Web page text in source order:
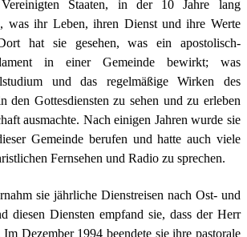
Staaten, in der 10 Jahre lang
was ihr Leben, ihren Dienst und ihre Werte
hat sie gesehen, was ein apostolisch-
in einer Gemeinde bewirkt; was
und das regelmäßige Wirken des
den Gottesdiensten zu sehen und zu erleben
ausmachte. Nach einigen Jahren wurde sie
Gemeinde berufen und hatte auch viele
Fernsehen und Radio zu sprechen.
sie jährliche Dienstreisen nach Ost- und
diesen Diensten empfand sie, dass der Herr
Dezember 1994 beendete sie ihre pastorale